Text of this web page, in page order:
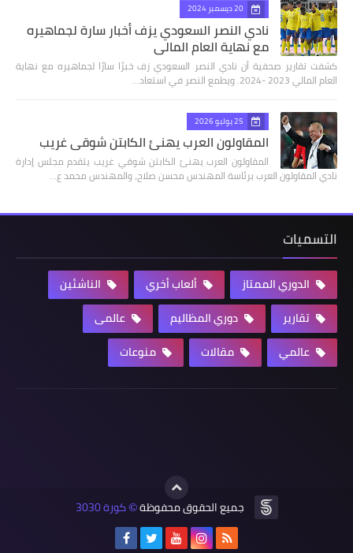
20 ديسمبر 2024
نادي النصر السعودي يزف أخبار سارة لجماهيره
مع نهاية العام المالي
كشفت تقارير صحفية أن نادي النصر السعودي زف خبرًا سارًا لجماهيره مع نهاية
العام المالي 2023 -2024. ويطمع النصر في استعاد…
25 يوليو 2026
المقاولون العرب يهنئ الكابتن شوقي غريب
المقاولون العرب يهنئ الكابتن شوقي غريب يتقدم مجلس إدارة
نادي المقاولون العرب برئاسة المهندس محسن صلاح، والمهندس محمد ع…
التسميات
الدوري الممتاز ألعاب أخري
الناشئين
تقارير
دوري المظاليم
عالمى
عالمي
مقالات منوعات
جميع الحقوق محفوظة © كورة 3030